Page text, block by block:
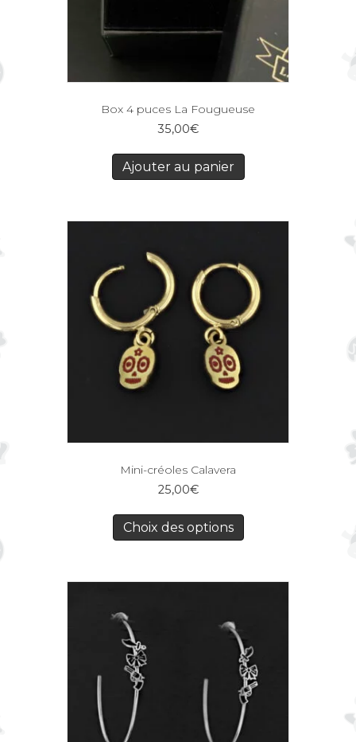
Box 4 puces La Fougueuse
35,00€
Ajouter au panier
Mini-créoles Calavera
25,00€
Choix des options